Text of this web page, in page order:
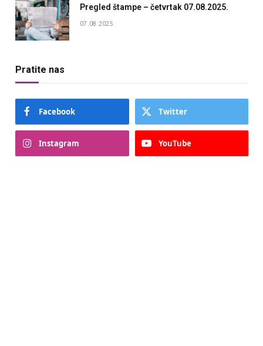
Pregled štampe – četvrtak 07.08.2025.
07.08.2025.
Pratite nas
Facebook Twitter
Instagram YouTube